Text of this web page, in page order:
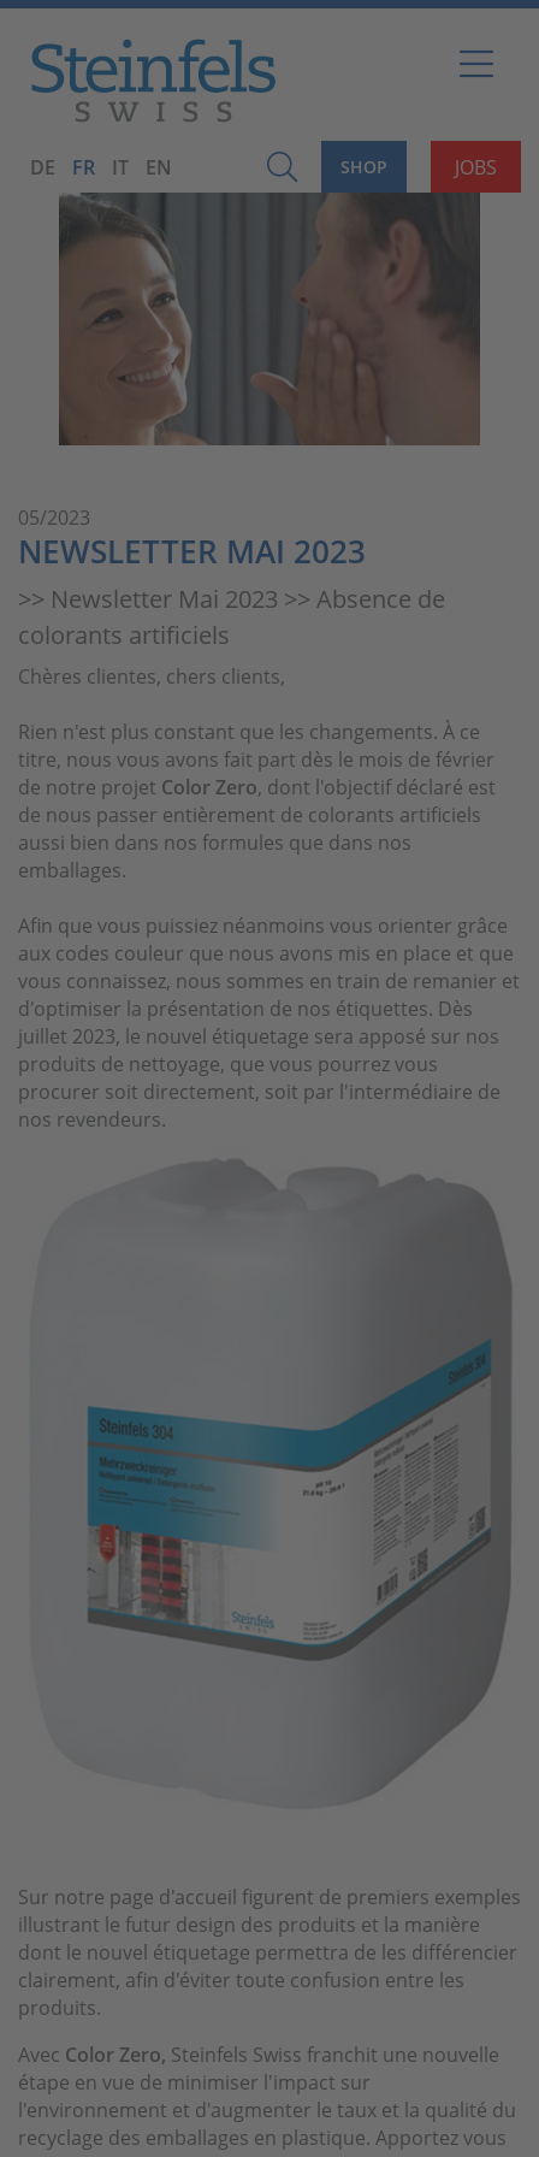
JOBS
SHOP
DE FR IT EN
05/2023
NEWSLETTER MAI 2023
>> Newsletter Mai 2023 >> Absence de
colorants artificiels
Chères clientes, chers clients,
Rien n'est plus constant que les changements. À ce
titre, nous vous avons fait part dès le mois de février
de notre projet Color Zero, dont l'objectif déclaré est
de nous passer entièrement de colorants artificiels
aussi bien dans nos formules que dans nos
emballages.
Afin que vous puissiez néanmoins vous orienter grâce
aux codes couleur que nous avons mis en place et que
vous connaissez, nous sommes en train de remanier et
d'optimiser la présentation de nos étiquettes. Dès
juillet 2023, le nouvel étiquetage sera apposé sur nos
produits de nettoyage, que vous pourrez vous
procurer soit directement, soit par l'intermédiaire de
nos revendeurs.
Sur notre page d'accueil figurent de premiers exemples
illustrant le futur design des produits et la manière
dont le nouvel étiquetage permettra de les différencier
clairement, afin d'éviter toute confusion entre les
produits.
Avec Color Zero, Steinfels Swiss franchit une nouvelle
étape en vue de minimiser l'impact sur
l'environnement et d'augmenter le taux et la qualité du
recyclage des emballages en plastique. Apportez vous